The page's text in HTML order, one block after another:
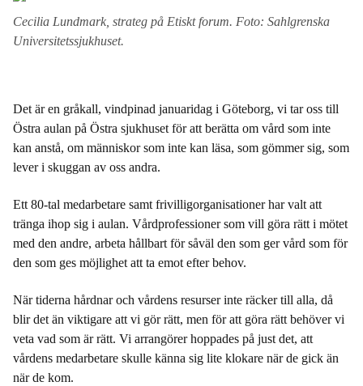
Cecilia Lundmark, strateg på Etiskt forum. Foto: Sahlgrenska
Universitetssjukhuset.
Det är en gråkall, vindpinad januaridag i Göteborg, vi tar oss till
Östra aulan på Östra sjukhuset för att berätta om vård som inte
kan anstå, om människor som inte kan läsa, som gömmer sig, som
lever i skuggan av oss andra.
Ett 80-tal medarbetare samt frivilligorganisationer har valt att
tränga ihop sig i aulan. Vårdprofessioner som vill göra rätt i mötet
med den andre, arbeta hållbart för såväl den som ger vård som för
den som ges möjlighet att ta emot efter behov.
När tiderna hårdnar och vårdens resurser inte räcker till alla, då
blir det än viktigare att vi gör rätt, men för att göra rätt behöver vi
veta vad som är rätt. Vi arrangörer hoppades på just det, att
vårdens medarbetare skulle känna sig lite klokare när de gick än
när de kom.